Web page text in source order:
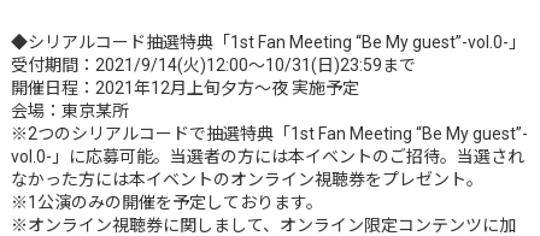
◆シリアルコード抽選特典「1st Fan Meeting “Be My guest”-vol.0-」
受付期間：2021/9/14(火)12:00～10/31(日)23:59まで
開催日程：2021年12月上旬夕方～夜 実施予定
会場：東京某所
※2つのシリアルコードで抽選特典「1st Fan Meeting “Be My guest”-
vol.0-」に応募可能。当選者の方には本イベントのご招待。当選され
なかった方には本イベントのオンライン視聴券をプレゼント。
※1公演のみの開催を予定しております。
※オンライン視聴券に関しまして、オンライン限定コンテンツに加